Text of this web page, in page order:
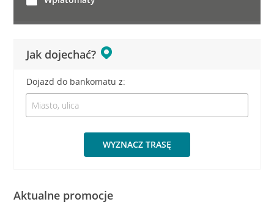
Jak dojechać?
Dojazd do bankomatu z:
WYZNACZ TRASĘ
Aktualne promocje